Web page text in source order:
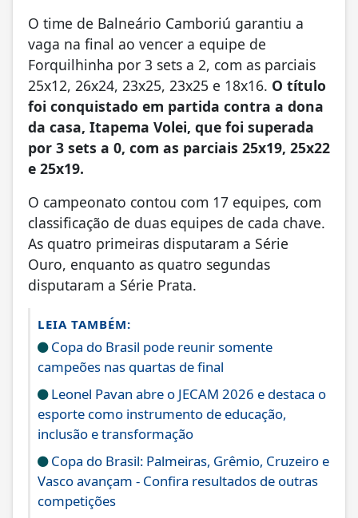
O time de Balneário Camboriú garantiu a
vaga na final ao vencer a equipe de
Forquilhinha por 3 sets a 2, com as parciais
25x12, 26x24, 23x25, 23x25 e 18x16. O título
foi conquistado em partida contra a dona
da casa, Itapema Volei, que foi superada
por 3 sets a 0, com as parciais 25x19, 25x22
e 25x19.
O campeonato contou com 17 equipes, com
classificação de duas equipes de cada chave.
As quatro primeiras disputaram a Série
Ouro, enquanto as quatro segundas
disputaram a Série Prata.
LEIA TAMBÉM:
Copa do Brasil pode reunir somente
campeões nas quartas de final
Leonel Pavan abre o JECAM 2026 e destaca o
esporte como instrumento de educação,
inclusão e transformação
Copa do Brasil: Palmeiras, Grêmio, Cruzeiro e
Vasco avançam - Confira resultados de outras
competições